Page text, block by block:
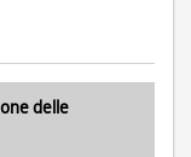
delle